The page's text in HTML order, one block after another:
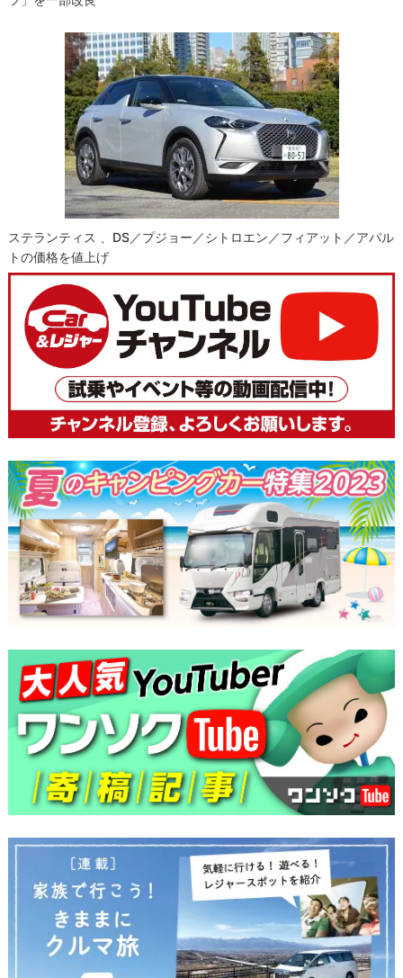
ステランティス 、DS／プジョー／シトロエン／フィアット／アバル
トの価格を値上げ